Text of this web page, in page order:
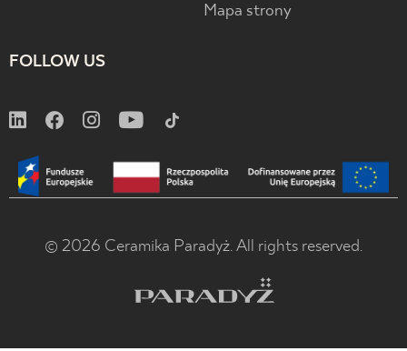
Mapa strony
FOLLOW US
© 2026 Ceramika Paradyż. All rights reserved.